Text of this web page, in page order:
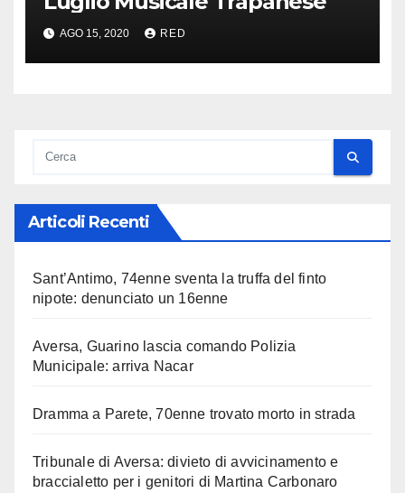
AGO 15, 2020 RED
Articoli Recenti
Sant’Antimo, 74enne sventa la truffa del finto
nipote: denunciato un 16enne
Aversa, Guarino lascia comando Polizia
Municipale: arriva Nacar
Dramma a Parete, 70enne trovato morto in strada
Tribunale di Aversa: divieto di avvicinamento e
braccialetto per i genitori di Martina Carbonaro